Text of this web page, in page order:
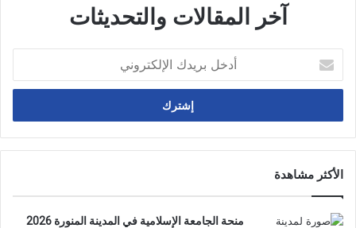
آخر المقالات والتحديثات
بريدك
الإلكتروني
الأكثر مشاهدة
منحة الجامعة الإسلامية في المدينة المنورة 2026